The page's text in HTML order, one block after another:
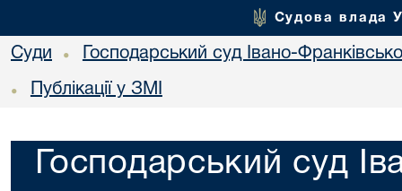
Судова влада
Суди • Господарський суд Івано-
• Публікації у ЗМІ
Господарський суд